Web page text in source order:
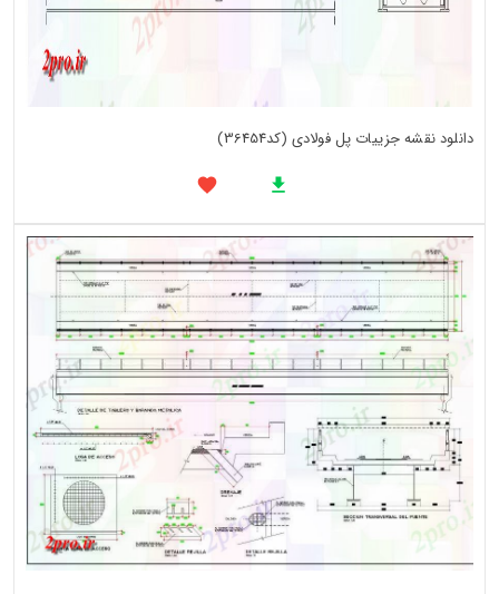
دانلود نقشه جزییات پل فولادی (کد36454)